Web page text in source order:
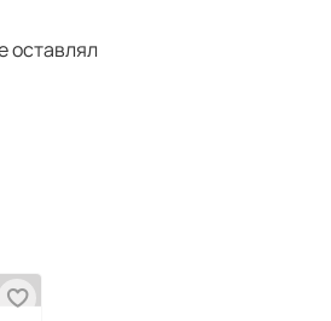
предотвратит
оставлял